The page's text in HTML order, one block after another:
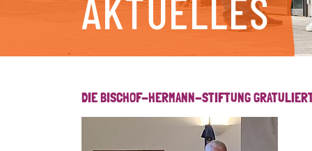
DIE BISCHOF-HERMANN-STIFTUNG